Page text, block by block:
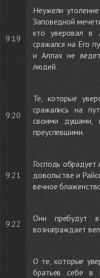
9:19
Неужели
Заповедной
кто уверовал
сражался на Его
и Аллах не
людей.
9:20
Те, которые
сражались на
своими
преуспевшими.
9:21
Господь
довольстве и
вечное
9:22
Они пребудут
вознаграждает
О те, которые
братьев себе в